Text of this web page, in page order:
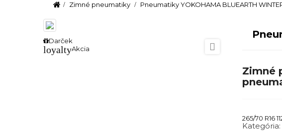
Zimné pneumatiky Pneumatiky YOKOHAMA BLUEARTH WINTER
Darček
loyaltyAkcia 
Zimné
265/70 R16
Kategória: